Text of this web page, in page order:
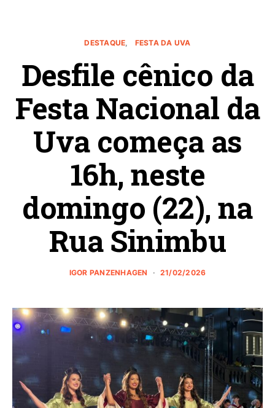
DESTAQUE FESTA DA UVA
Desfile cênico da
Festa Nacional da
Uva começa as
16h, neste
domingo (22), na
Rua Sinimbu
IGOR PANZENHAGEN 21/02/2026